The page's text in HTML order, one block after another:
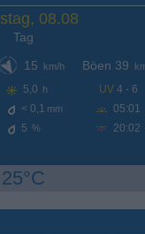
08.08
Tag
15
km/h
5,0 h
< 0,1 mm
5 %
Böen 39
UV 4 - 6
05:01
20:02
25°C